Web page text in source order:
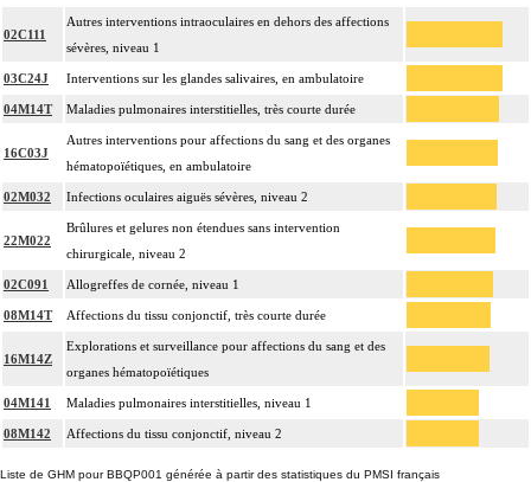
02C111
Autres interventions intraoculaires en dehors des affections
sévères, niveau 1
03C24J Interventions sur les glandes salivaires, en ambulatoire
04M14T Maladies pulmonaires interstitielles, très courte durée
16C03J
Autres interventions pour affections du sang et des organes
hématopoïétiques, en ambulatoire
02M032 Infections oculaires aiguës sévères, niveau 2
22M022
Brûlures et gelures non étendues sans intervention
chirurgicale, niveau 2
02C091 Allogreffes de cornée, niveau 1
08M14T Affections du tissu conjonctif, très courte durée
16M14Z
Explorations et surveillance pour affections du sang et des
organes hématopoïétiques
04M141 Maladies pulmonaires interstitielles, niveau 1
08M142 Affections du tissu conjonctif, niveau 2
Liste de GHM pour BBQP001 générée à partir des statistiques du PMSI français